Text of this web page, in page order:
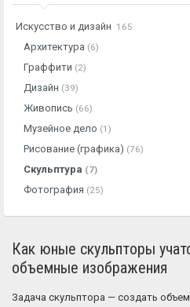
Искусство и дизайн 165
Архитектура (6)
Граффити (2)
Дизайн (39)
Живопись (66)
Музейное дело (1)
Рисование (графика) (76)
Скульптура (7)
Фотография (25)
Как юные скульпторы
объемные изображения
Задача скульптора — создать